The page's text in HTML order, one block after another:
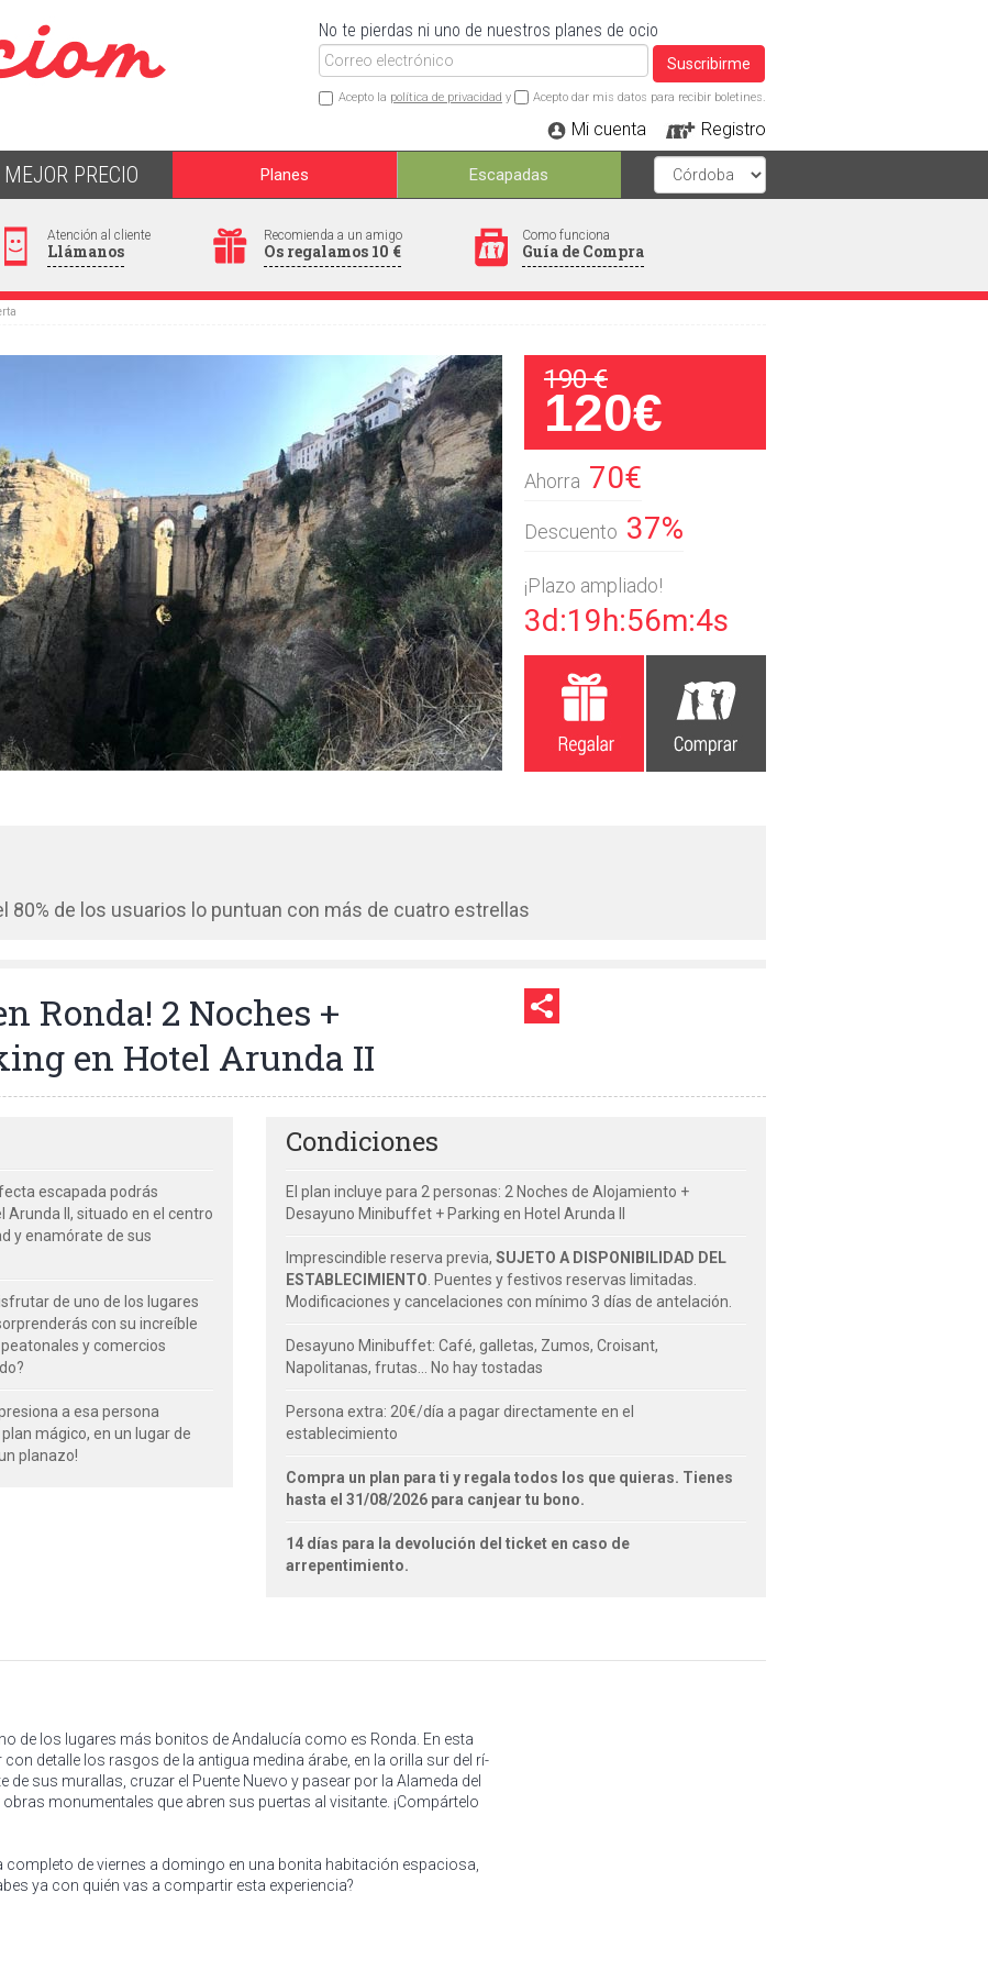
No te pierdas ni uno de nuestros planes de ocio
Suscribirme
Acepto la política de privacidad y Acepto dar mis datos para recibir boletines.
Mi cuenta Registro
PRECIO Planes Escapadas
Atención al cliente
Llámanos
Recomienda a un amigo
Os regalamos 10 €
Como funciona
Guía de Compra
190 €
120€
Ahorra 70€
Descuento 37%
¡Plazo ampliado!
3d:19h:56m:2s
80% de los usuarios lo puntuan con más de cuatro estrellas
Ronda! 2 Noches +
en Hotel Arunda II
escapada podrás
Arunda II, situado en el centro
y enamórate de sus
de uno de los lugares
con su increíble
y comercios
a esa persona
mágico, en un lugar de
planazo!
Condiciones
El plan incluye para 2 personas: 2 Noches de Alojamiento +
Desayuno Minibuffet + Parking en Hotel Arunda II
Imprescindible reserva previa, SUJETO A DISPONIBILIDAD DEL
ESTABLECIMIENTO . Puentes y festivos reservas limitadas.
Modificaciones y cancelaciones con mínimo 3 días de antelación.
Desayuno Minibuffet: Café, galletas, Zumos, Croisant,
Napolitanas, frutas... No hay tostadas
Persona extra: 20€/día a pagar directamente en el
establecimiento
Compra un plan para ti y regala todos los que quieras. Tienes
hasta el 31/08/2026 para canjear tu bono.
14 días para la devolución del ticket en caso de
arrepentimiento.
de los lugares más bonitos de Andalucía como es Ronda. En esta
detalle los rasgos de la antigua medina árabe, en la orilla sur del rí­
de sus murallas, cruzar el Puente Nuevo y pasear por la Alameda del
monumentales que abren sus puertas al visitante. ¡Compártelo
completo de viernes a domingo en una bonita habitación espaciosa,
ya con quién vas a compartir esta experiencia?